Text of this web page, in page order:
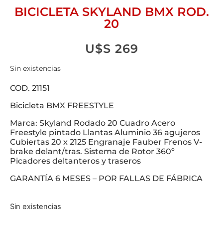
BICICLETA SKYLAND BMX ROD.
20
U$S 269
Sin existencias
COD. 21151
Bicicleta BMX FREESTYLE
Marca: Skyland Rodado 20 Cuadro Acero
Freestyle pintado Llantas Aluminio 36 agujeros
Cubiertas 20 x 2125 Engranaje Fauber Frenos V-
brake delant/tras. Sistema de Rotor 360º
Picadores deltanteros y traseros
GARANTÍA 6 MESES – POR FALLAS DE FÁBRICA
Sin existencias